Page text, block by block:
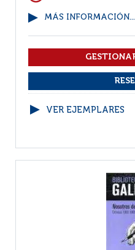
MÁS INFORMACIÓN...
VER EJEMPLARES